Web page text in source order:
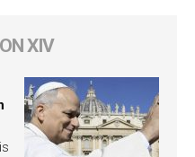
XIV